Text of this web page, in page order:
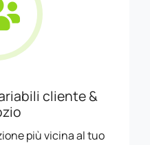
cliente &
più vicina al tuo